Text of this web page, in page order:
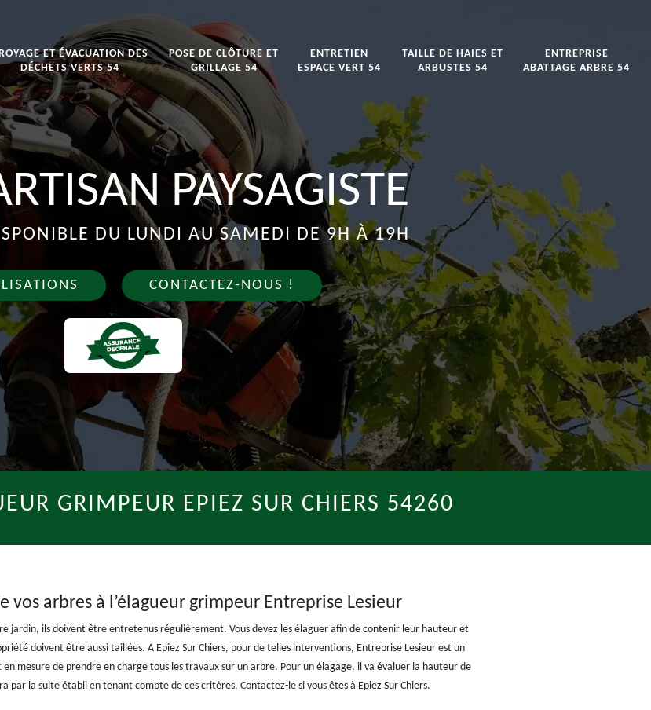
ET ÉVACUATION DES
DÉCHETS VERTS 54
POSE DE CLÔTURE ET
GRILLAGE 54
ENTRETIEN
ESPACE VERT 54
TAILLE DE HAIES ET
ARBUSTES 54
ENTREPRISE
ABATTAGE ARBRE 54
PAYSAGISTE
DU LUNDI AU SAMEDI DE 9H À 19H
CONTACTEZ-NOUS !
GRIMPEUR EPIEZ SUR CHIERS 54260
vos arbres à l’élagueur grimpeur Entreprise Lesieur
jardin, ils doivent être entretenus régulièrement. Vous devez les élaguer afin de contenir leur hauteur et
doivent être aussi taillées. A Epiez Sur Chiers, pour de telles interventions, Entreprise Lesieur est un
mesure de prendre en charge tous les travaux sur un arbre. Pour un élagage, il va évaluer la hauteur de
par la suite établi en tenant compte de ces critères. Contactez-le si vous êtes à Epiez Sur Chiers.